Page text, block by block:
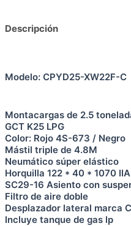
Descripción
Modelo: CPYD25-XW22F-C
Montacargas de 2.5
GCT K25 LPG
Color: Rojo 4S-673 / Negro
Mástil triple de 4.8M
Neumático súper elástico
Horquilla 122 * 40 * 1070 IIA
SC29-16 Asiento con
Filtro de aire doble
Desplazador lateral marca
Incluye tanque de gas lp